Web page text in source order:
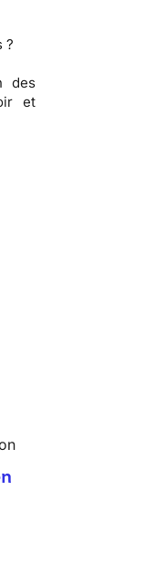
?
des
et